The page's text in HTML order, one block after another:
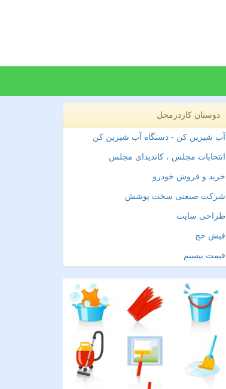
دوستان کاردرمحل
آب شیرین کن - دستگاه آب شیرین کن
انتخابات مجلس ، کاندیدای مجلس
خرید و فروش خودرو
شرکت صنعتی سخت پوشش
طراحی سایت
فیش حج
قیمت بیسیم